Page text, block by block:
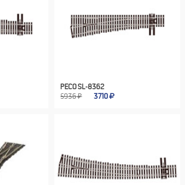
PECO SL-8362
5936 ₽
3710